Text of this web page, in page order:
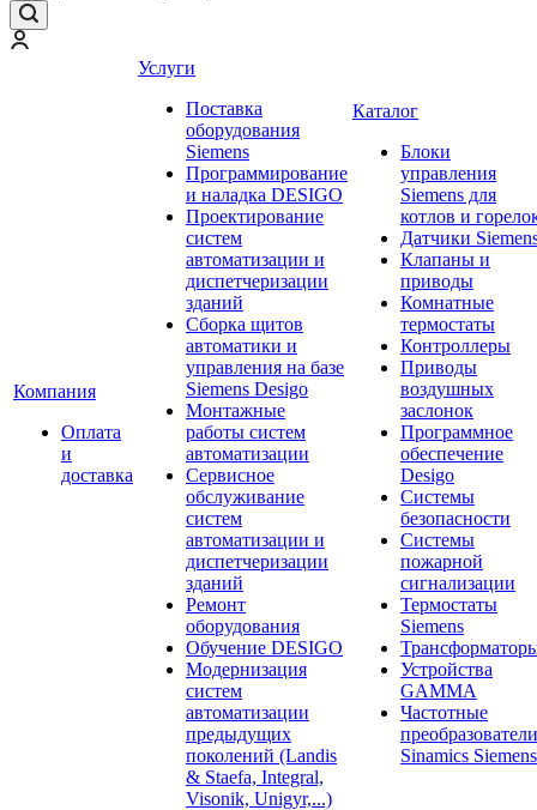
Компания
Оплата
и
доставка
Услуги
Поставка
оборудования
Siemens
Программирование
и наладка DESIGO
Проектирование
систем
автоматизации и
диспетчеризации
зданий
Сборка щитов
автоматики и
управления на базе
Siemens Desigo
Монтажные
работы систем
автоматизации
Сервисное
обслуживание
систем
автоматизации и
диспетчеризации
зданий
Ремонт
оборудования
Обучение DESIGO
Модернизация
систем
автоматизации
предыдущих
поколений (Landis
& Staefa, Integral,
Visonik, Unigyr,...)
Каталог
Блоки
управления
Siemens для
котлов и
Датчики
Клапаны и
приводы
Комнатные
термостаты
Контроллеры
Приводы
воздушных
заслонок
Программное
обеспечение
Desigo
Системы
безопасности
Системы
пожарной
сигнализации
Термостаты
Siemens
Устройства
GAMMA
Частотные
преобразователи
Sinamics Siemens